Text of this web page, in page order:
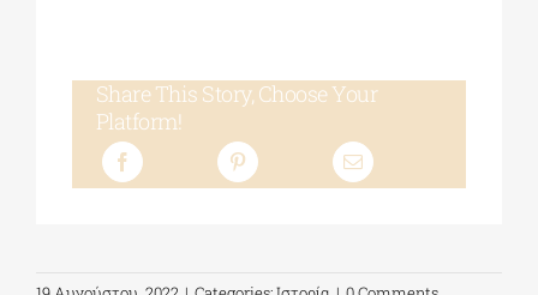
Share This Story, Choose Your
Platform!